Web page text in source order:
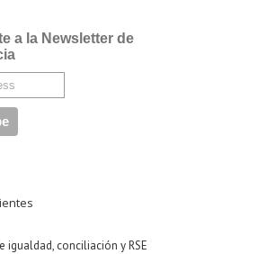
a la Newsletter de
igualdad, conciliación y RSE